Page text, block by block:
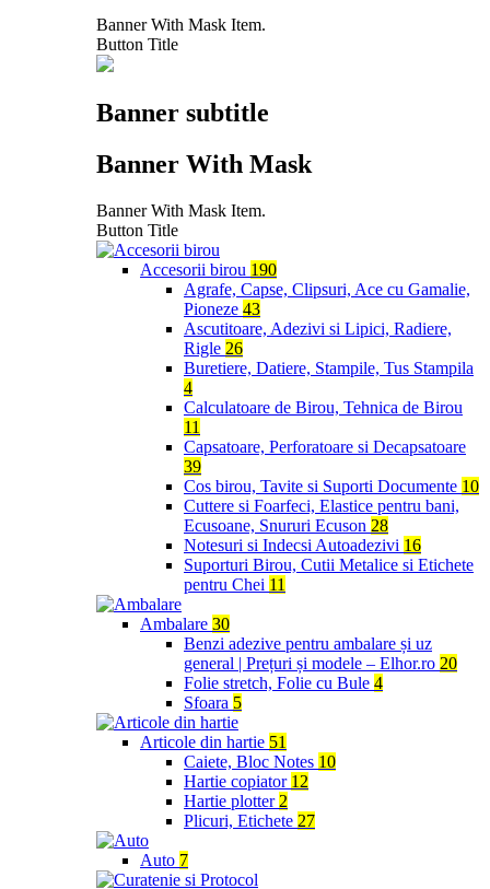
Banner With Mask Item.
Button Title
Banner subtitle
Banner With Mask
Banner With Mask Item.
Button Title
Accesorii birou 190
Agrafe, Capse, Clipsuri, Ace cu Gamalie,
Pioneze 43
Ascutitoare, Adezivi si Lipici, Radiere,
Rigle 26
Buretiere, Datiere, Stampile, Tus Stampila
4
Calculatoare de Birou, Tehnica de Birou
11
Capsatoare, Perforatoare si Decapsatoare
39
Cos birou, Tavite si Suporti Documente 10
Cuttere si Foarfeci, Elastice pentru bani,
Ecusoane, Snururi Ecuson 28
Notesuri si Indecsi Autoadezivi 16
Suporturi Birou, Cutii Metalice si Etichete
pentru Chei 11
Ambalare 30
Benzi adezive pentru ambalare și uz
general | Prețuri și modele – Elhor.ro 20
Folie stretch, Folie cu Bule 4
Sfoara 5
Articole din hartie 51
Caiete, Bloc Notes 10
Hartie copiator 12
Hartie plotter 2
Plicuri, Etichete 27
Auto 7